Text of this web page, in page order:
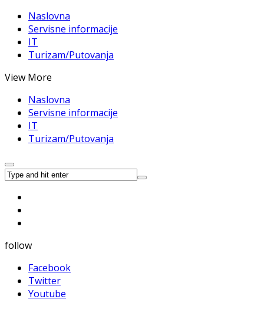
Naslovna
Servisne informacije
IT
Turizam/Putovanja
View More
Naslovna
Servisne informacije
IT
Turizam/Putovanja
follow
Facebook
Twitter
Youtube